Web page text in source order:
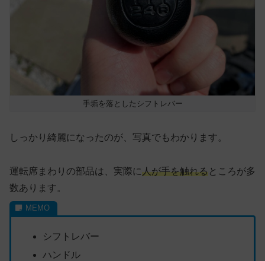
手垢を落としたシフトレバー
しっかり綺麗になったのが、写真でもわかります。
運転席まわりの部品は、実際に人が手を触れるところが多
数あります。
シフトレバー
ハンドル